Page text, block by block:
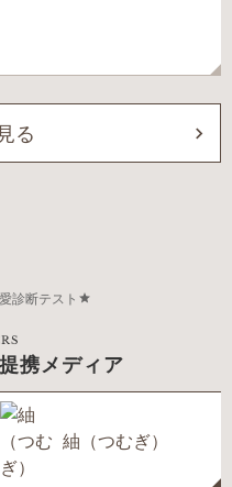
る
診断テスト
携メディア
紬（つむぎ）